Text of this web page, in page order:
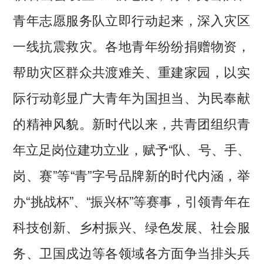
青年志愿服务队立即行动起来，深入灾区
一线抗震救灾。各地青年纷纷捐赠物资，
帮助灾区群众共渡难关、重建家园，以实
际行动彰显广大青年为国担当、为民奉献
的精神风貌。新时代以来，共青团组织青
年立足岗位建功立业，赋予“队、号、手、
岗、赛”等“青”字号品牌新的时代内涵，举
办“挑战杯”、“振兴杯”等赛事，引领青年在
科技创新、乡村振兴、绿色发展、社会服
务、卫国戍边等各领域各方面争当排头兵